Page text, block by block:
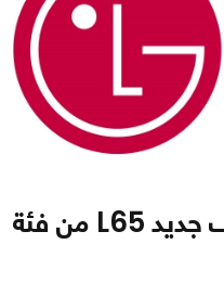
شركة LG تعلن عن هاتف جديد L65 من فئة